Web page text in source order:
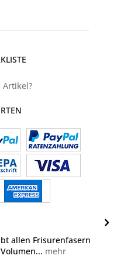
Artikel?
allen Frisurenfasern
mehr